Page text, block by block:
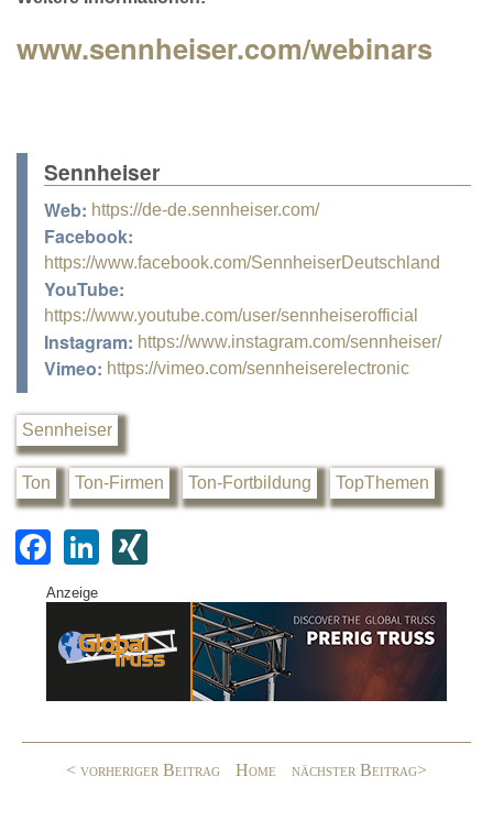
www.sennheiser.com/webinars
Sennheiser
Web: https://de-de.sennheiser.com/
Facebook:
https://www.facebook.com/SennheiserDeutschland
YouTube:
https://www.youtube.com/user/sennheiserofficial
Instagram: https://www.instagram.com/sennheiser/
Vimeo: https://vimeo.com/sennheiserelectronic
Sennheiser
Ton Ton-Firmen Ton-Fortbildung TopThemen
F
a
c
e
o
Li
k
e
G
Anzeige
< vorheriger Beitrag Home nächster Beitrag>